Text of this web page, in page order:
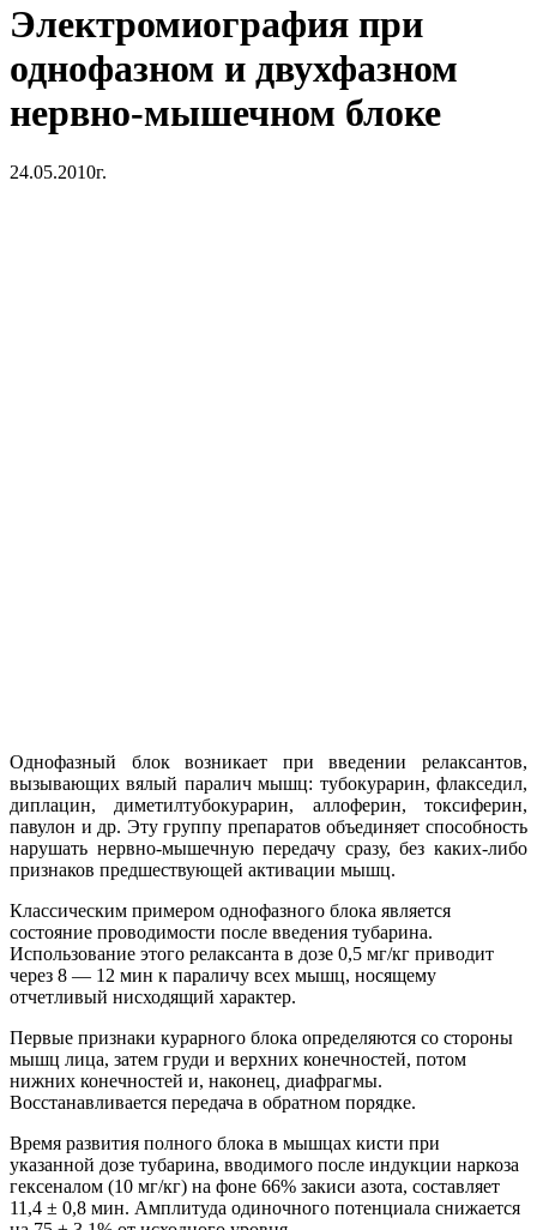
Электромиография при
однофазном и двухфазном
нервно-мышечном блоке
24.05.2010г.
Однофазный блок возникает при введении релаксантов,
вызывающих вялый паралич мышц: тубокурарин, флакседил,
диплацин, диметилтубокурарин, аллоферин, токсиферин,
павулон и др. Эту группу препаратов объединяет способность
нарушать нервно-мышечную передачу сразу, без каких-либо
признаков предшествующей активации мышц.
Классическим примером однофазного блока является
состояние проводимости после введения тубарина.
Использование этого релаксанта в дозе 0,5 мг/кг приводит
через 8 — 12 мин к параличу всех мышц, носящему
отчетливый нисходящий характер.
Первые признаки курарного блока определяются со стороны
мышц лица, затем груди и верхних конечностей, потом
нижних конечностей и, наконец, диафрагмы.
Восстанавливается передача в обратном порядке.
Время развития полного блока в мышцах кисти при
указанной дозе тубарина, вводимого после индукции наркоза
гексеналом (10 мг/кг) на фоне 66% закиси азота, составляет
11,4 ± 0,8 мин. Амплитуда одиночного потенциала снижается